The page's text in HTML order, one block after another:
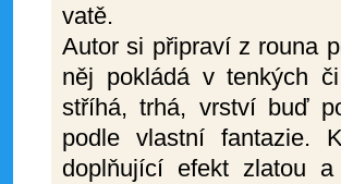
vatě.
Autor si připraví z rouna
něj pokládá v tenkých
stříhá, trhá, vrství buď
podle vlastní fantazie.
doplňující efekt zlatou